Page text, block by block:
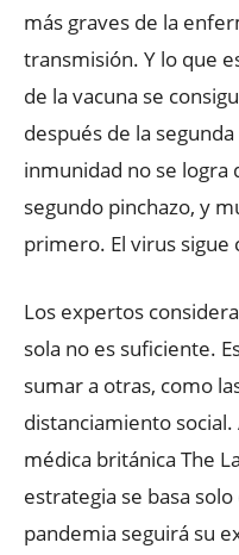
más graves de la
transmisión. Y lo que
de la vacuna se
después de la
inmunidad no se
segundo pinchazo, y
primero. El virus
Los expertos
sola no es suficiente.
sumar a otras, como
distanciamiento
médica británica The
estrategia se basa
pandemia seguirá su